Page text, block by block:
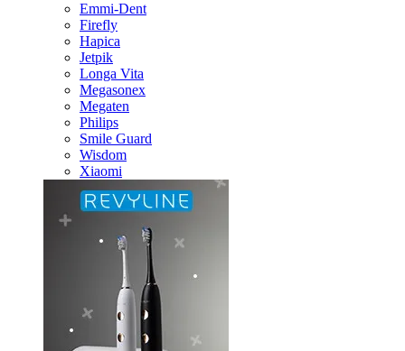
Emmi-Dent
Firefly
Hapica
Jetpik
Longa Vita
Megasonex
Megaten
Philips
Smile Guard
Wisdom
Xiaomi